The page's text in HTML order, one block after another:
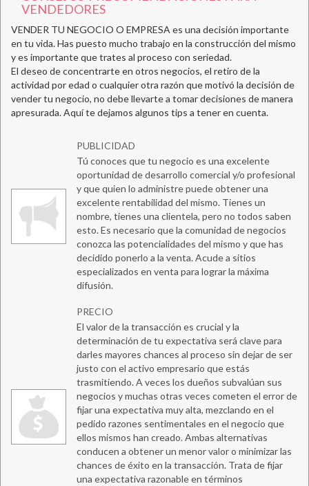
VENDEDORES
VENDER TU NEGOCIO O EMPRESA es una decisión importante
en tu vida. Has puesto mucho trabajo en la construcción del mismo
y es importante que trates al proceso con seriedad.
El deseo de concentrarte en otros negocios, el retiro de la
actividad por edad o cualquier otra razón que motivó la decisión de
vender tu negocio, no debe llevarte a tomar decisiones de manera
apresurada. Aquí te dejamos algunos tips a tener en cuenta.
PUBLICIDAD
Tú conoces que tu negocio es una excelente
oportunidad de desarrollo comercial y/o profesional
y que quien lo administre puede obtener una
excelente rentabilidad del mismo. Tienes un
nombre, tienes una clientela, pero no todos saben
esto. Es necesario que la comunidad de negocios
conozca las potencialidades del mismo y que has
decidido ponerlo a la venta. Acude a sitios
especializados en venta para lograr la máxima
difusión.
PRECIO
El valor de la transacción es crucial y la
determinación de tu expectativa será clave para
darles mayores chances al proceso sin dejar de ser
justo con el activo empresario que estás
trasmitiendo. A veces los dueños subvalúan sus
negocios y muchas otras veces cometen el error de
fijar una expectativa muy alta, mezclando en el
pedido razones sentimentales en el negocio que
ellos mismos han creado. Ambas alternativas
conducen a obtener un menor valor o minimizar las
chances de éxito en la transacción. Trata de fijar
una expectativa razonable en términos